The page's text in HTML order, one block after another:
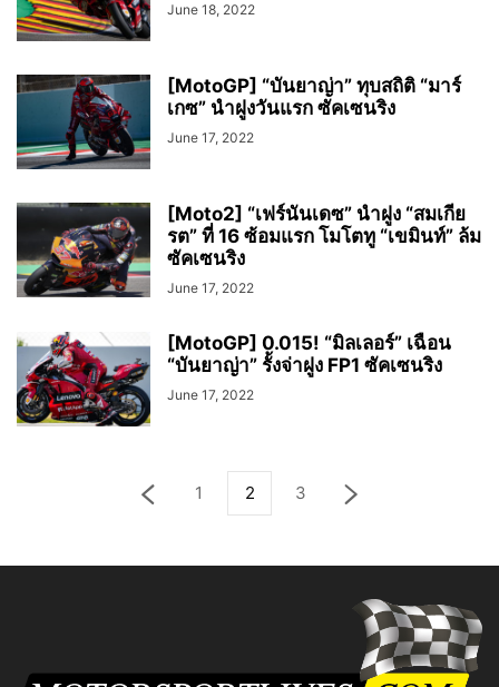
June 18, 2022
[MotoGP] “บันยาญ่า” ทุบสถิติ “มาร์
เกซ” นำฝูงวันแรก ซัคเซนริง
June 17, 2022
[Moto2] “เฟร์นันเดซ” นำฝูง “สมเกีย
รต” ที่ 16 ซ้อมแรก โมโตทู “เขมินท์” ล้ม
ซัคเซนริง
June 17, 2022
[MotoGP] 0.015! “มิลเลอร์” เฉือน
“บันยาญ่า” รั้งจ่าฝูง FP1 ซัคเซนริง
June 17, 2022
1 2 3